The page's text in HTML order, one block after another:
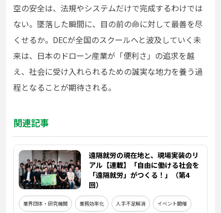
空の安全は、法規やシステムだけで完成するわけでは
ない。墜落した瞬間に、目の前の命に対して最善を尽
くせるか。DECが全国のスクールへと波及していく未
来は、日本のドローン産業が「便利さ」の追求を越
え、社会に受け入れられるための誠実な地力を養う過
程となることが期待される。
関連記事
遠隔就労の現在地と、現場実装のリ
アル【連載】「自由に働ける社会を
「遠隔就労」がつくる！」（第4
回）
業界団体・研究機関 業務効率化 人手不足解消 イベント開催